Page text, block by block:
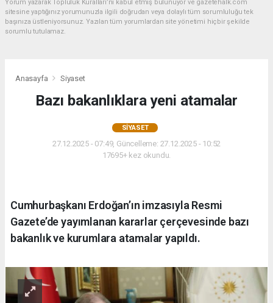
Yorum yazarak Topluluk Kuralları’nı kabul etmiş bulunuyor ve gazetehalk.com
sitesine yaptığınız yorumunuzla ilgili doğrudan veya dolaylı tüm sorumluluğu tek
başınıza üstleniyorsunuz. Yazılan tüm yorumlardan site yönetimi hiçbir şekilde
sorumlu tutulamaz.
Anasayfa Siyaset
Bazı bakanlıklara yeni atamalar
SIYASET
27.12.2025 - 07:49, Güncelleme: 27.12.2025 - 10:52
17695+ kez okundu.
Cumhurbaşkanı Erdoğan’ın imzasıyla Resmi
Gazete’de yayımlanan kararlar çerçevesinde bazı
bakanlık ve kurumlara atamalar yapıldı.